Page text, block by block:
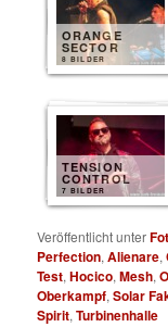
ORANGE
SECTOR
8 BILDER
TENSION
CONTROL
7 BILDER
Veröffentlicht unter
Perfection,Alienare,
Test,Hocico,Mesh,
Oberkampf,Solar
Spirit,Turbinenhalle